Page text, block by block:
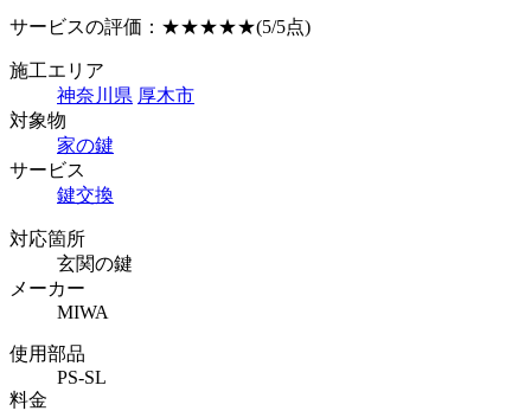
サービスの評価： ★★★★★(5/5点)
施工エリア
神奈川県 厚木市
対象物
家の鍵
サービス
鍵交換
対応箇所
玄関の鍵
メーカー
MIWA
使用部品
PS-SL
料金